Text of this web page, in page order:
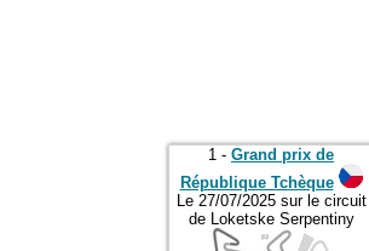
1 - Grand prix de
République Tchèque
Le 27/07/2025 sur le circuit
de Loketske Serpentiny